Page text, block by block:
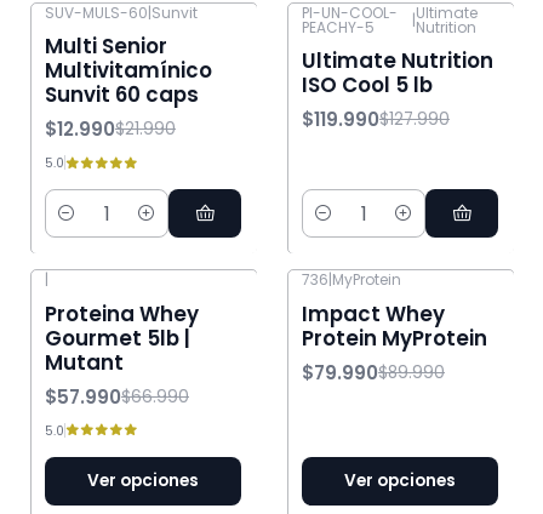
SUV-MULS-60|Sunvit
Multi Senior
Multivitamínico
Sunvit 60 caps
$12.990$21.990
5.0
Cantidad
-6% OFF
PI-UN-COOL-
PEACHY-5 |Ultimate
Nutrition
Ultimate Nutrition
ISO Cool 5 lb
$119.990$127.990
Cantidad
|
Proteina Whey
Gourmet 5lb |
Mutant
$57.990$66.990
5.0
Ver opciones
736|MyProtein
Impact Whey
Protein MyProtein
$79.990$89.990
Ver opciones